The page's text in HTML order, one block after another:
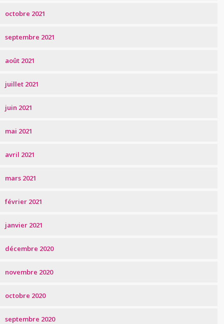
octobre 2021
septembre 2021
août 2021
juillet 2021
juin 2021
mai 2021
avril 2021
mars 2021
février 2021
janvier 2021
décembre 2020
novembre 2020
octobre 2020
septembre 2020